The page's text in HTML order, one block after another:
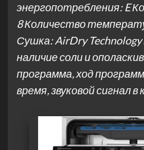
энергопотребления: E
8 Количество
Сушка: AirDry
наличие соли и
программа, ход
время, звуковой сигнал в